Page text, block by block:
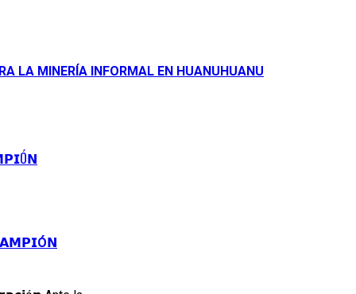
LA MINERÍA INFORMAL EN HUANUHUANU